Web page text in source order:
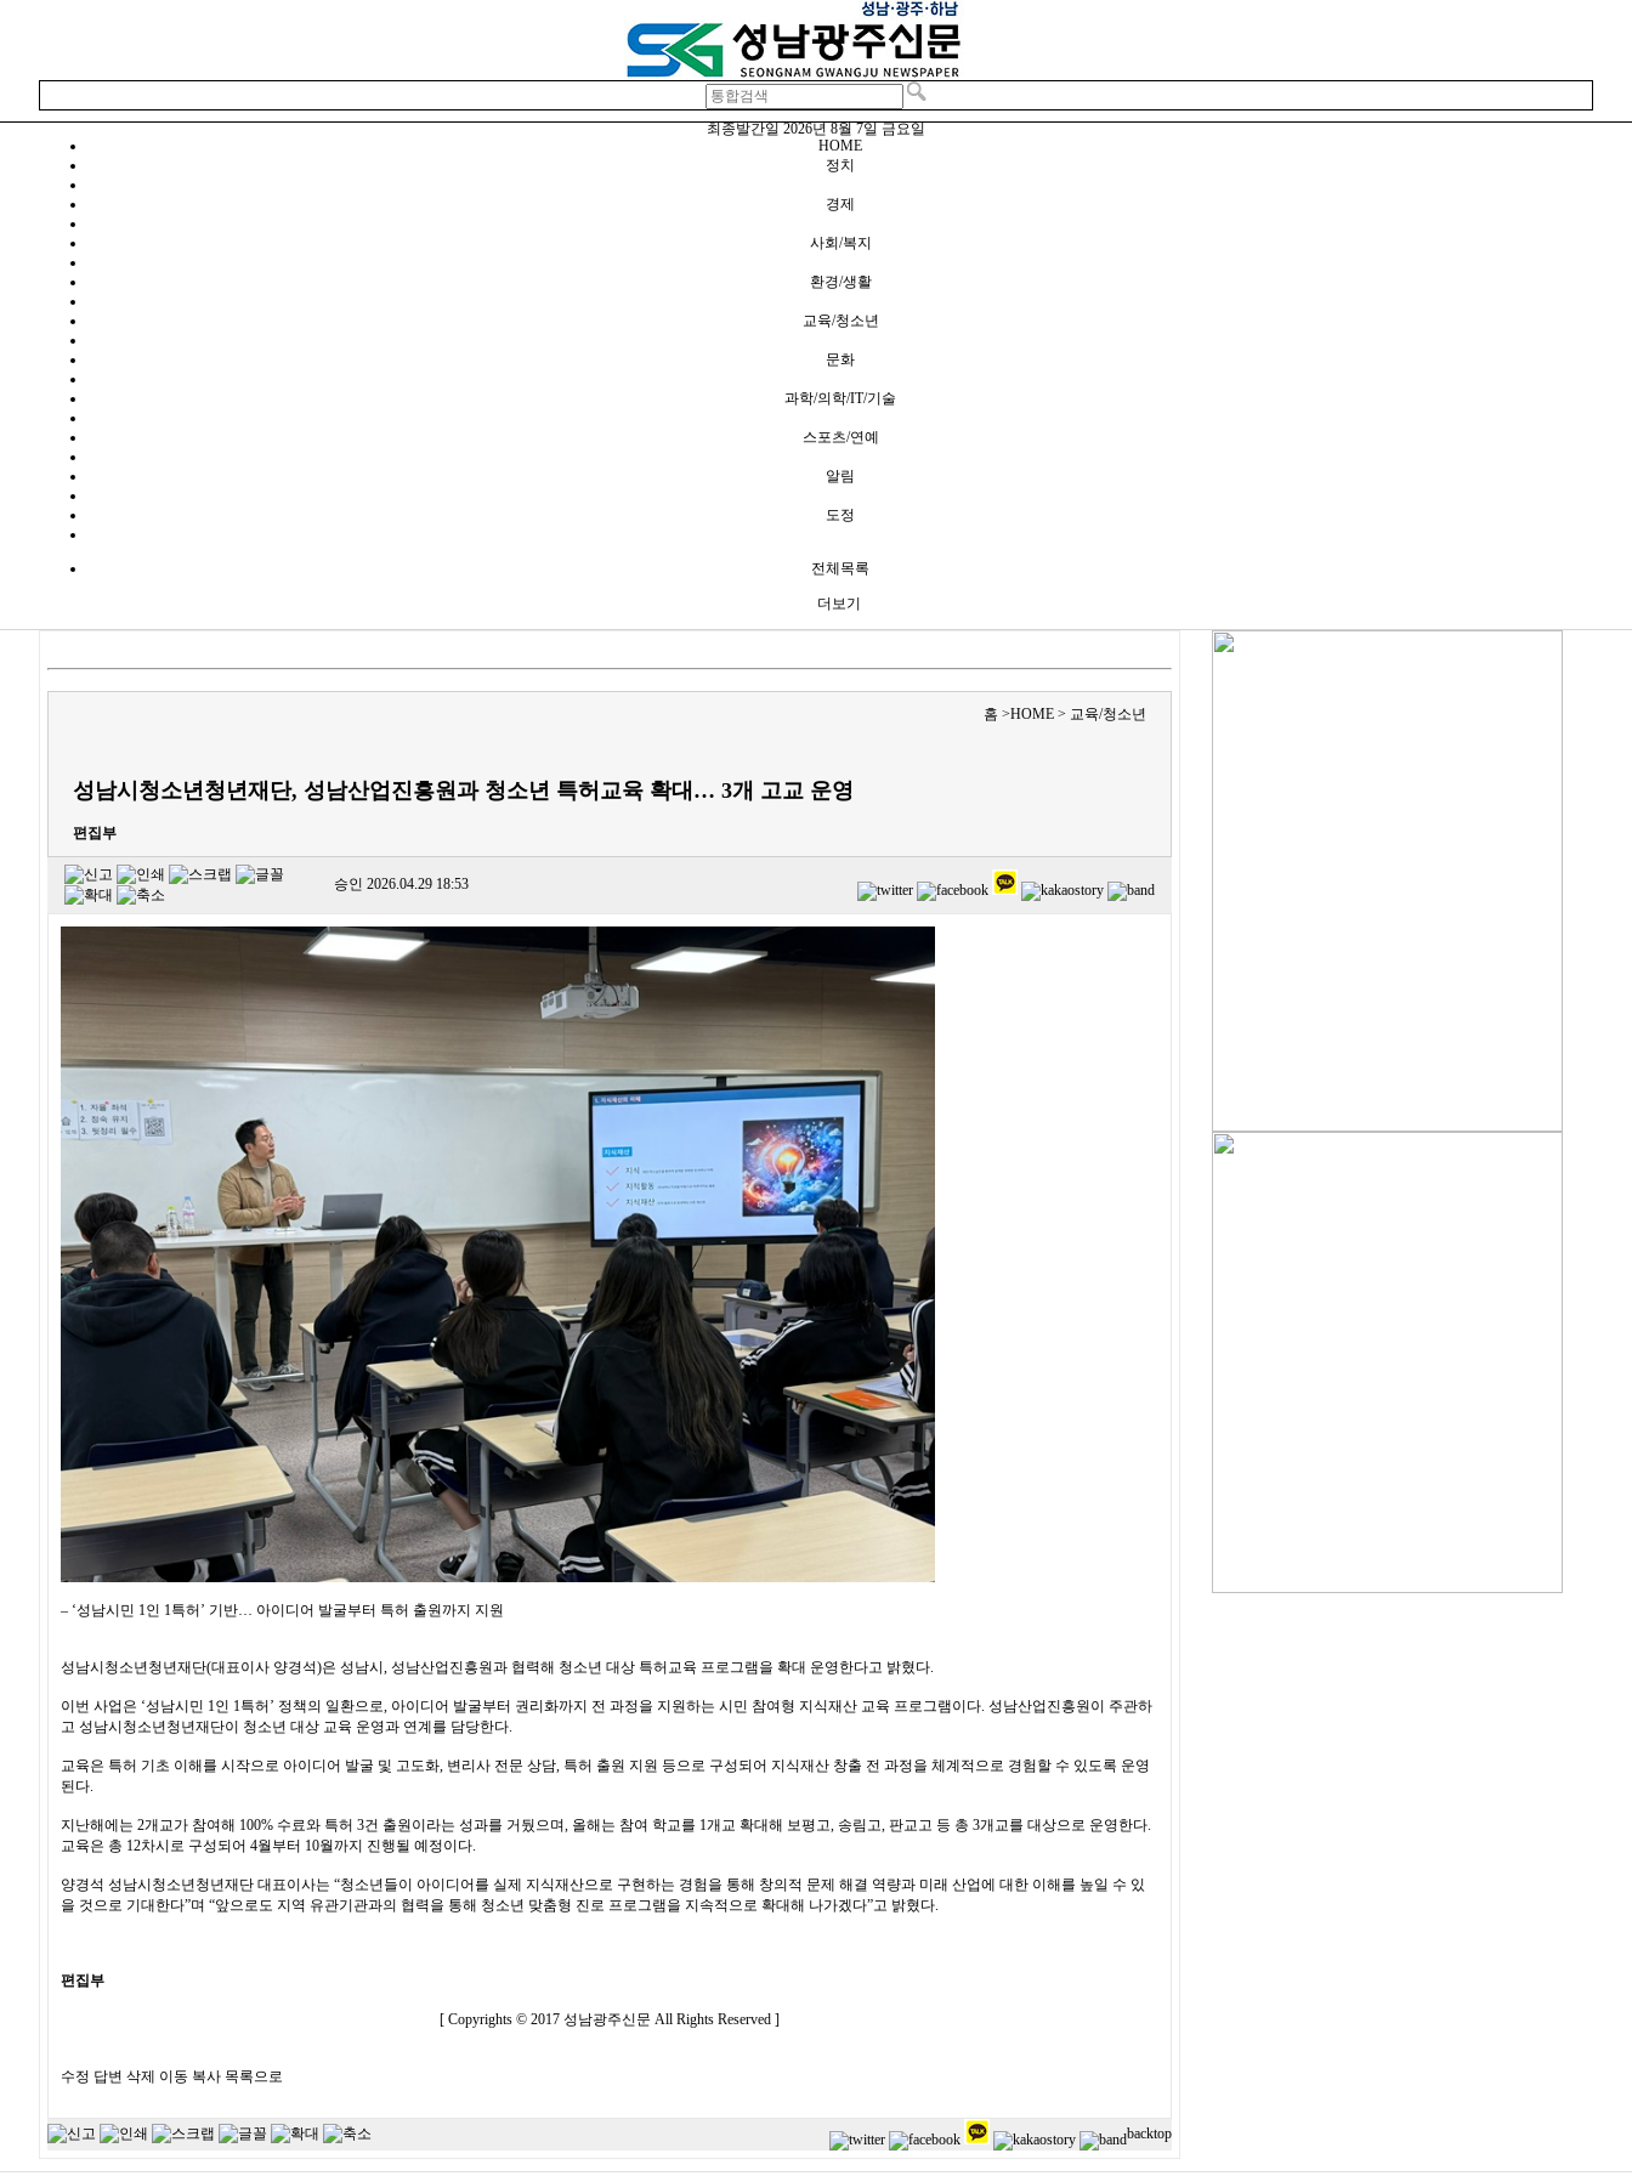
최종발간일 2026년 8월 7일 금요일
HOME
정치
경제
사회/복지
환경/생활
교육/청소년
문화
과학/의학/IT/기술
스포츠/연예
알림
도정
전체목록
더보기
홈 >HOME > 교육/청소년
성남시청소년청년재단, 성남산업진흥원과 청소년 특허교육 확대… 3개 고교 운영
편집부
승인 2026.04.29 18:53
– ‘성남시민 1인 1특허’ 기반… 아이디어 발굴부터 특허 출원까지 지원
성남시청소년청년재단(대표이사 양경석)은 성남시, 성남산업진흥원과 협력해 청소년 대상 특허교육 프로그램을 확대 운영한다고 밝혔다.
이번 사업은 ‘성남시민 1인 1특허’ 정책의 일환으로, 아이디어 발굴부터 권리화까지 전 과정을 지원하는 시민 참여형 지식재산 교육 프로그램이다. 성남산업진흥원이 주관하
고 성남시청소년청년재단이 청소년 대상 교육 운영과 연계를 담당한다.
교육은 특허 기초 이해를 시작으로 아이디어 발굴 및 고도화, 변리사 전문 상담, 특허 출원 지원 등으로 구성되어 지식재산 창출 전 과정을 체계적으로 경험할 수 있도록 운영
된다.
지난해에는 2개교가 참여해 100% 수료와 특허 3건 출원이라는 성과를 거뒀으며, 올해는 참여 학교를 1개교 확대해 보평고, 송림고, 판교고 등 총 3개교를 대상으로 운영한다.
교육은 총 12차시로 구성되어 4월부터 10월까지 진행될 예정이다.
양경석 성남시청소년청년재단 대표이사는 “청소년들이 아이디어를 실제 지식재산으로 구현하는 경험을 통해 창의적 문제 해결 역량과 미래 산업에 대한 이해를 높일 수 있
을 것으로 기대한다”며 “앞으로도 지역 유관기관과의 협력을 통해 청소년 맞춤형 진로 프로그램을 지속적으로 확대해 나가겠다”고 밝혔다.
편집부
[ Copyrights © 2017 성남광주신문 All Rights Reserved ]
수정 답변 삭제 이동 복사 목록으로
backtop